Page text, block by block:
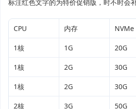
标注红色文字的为特价促销版，时不时会
CPU 内存 NVMe
1核 1G 20G
1核 2G 30G
1核 2G 30G
2核 3G 50G